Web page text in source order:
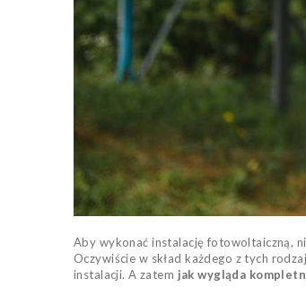
Aby wykonać instalację fotowoltaiczną,
Oczywiście w skład każdego z tych
instalacji. A zatem jak wygląda